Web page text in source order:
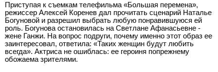
Приступая к съемкам телефильма «Большая перемена»,
режиссер Алексей Коренев дал прочитать сценарий Наталье
Богуновой и разрешил выбрать любую понравившуюся ей
роль. Богунова остановилась на Светлане Афанасьевне ­
жене Ганжи. На вопрос подруги, почему именно этот образ ее
заинтересовал, ответила: «Таких женщин будут любить
всегда». Актриса не ошиблась: ее героиня по­прежнему
обожаема зрителями.